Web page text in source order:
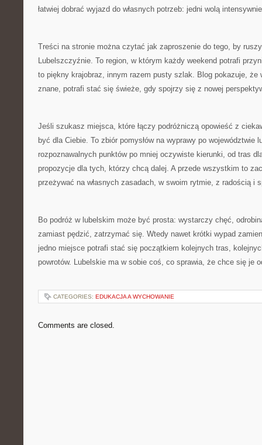
łatwiej dobrać wyjazd do własnych potrzeb: jedni wolą
Treści na stronie można czytać jak zaproszenie do tego, by
Lubelszczyźnie. To region, w którym każdy weekend potrafi
to piękny krajobraz, innym razem pusty szlak. Blog pokazuje, że
znane, potrafi stać się świeże, gdy spojrzy się z nowej
Jeśli szukasz miejsca, które łączy podróżniczą opowieść z
być dla Ciebie. To zbiór pomysłów na wyprawy po województwie
rozpoznawalnych punktów po mniej oczywiste kierunki, od tras
propozycje dla tych, którzy chcą dalej. A przede wszystkim to
przeżywać na własnych zasadach, w swoim rytmie, z radością i
Bo podróż w lubelskim może być prosta: wystarczy chęć,
zamiast pędzić, zatrzymać się. Wtedy nawet krótki wypad
jedno miejsce potrafi stać się początkiem kolejnych tras,
powrotów. Lubelskie ma w sobie coś, co sprawia, że chce się je
CATEGORIES: EDUKACJA A WYCHOWANIE
Comments are closed.